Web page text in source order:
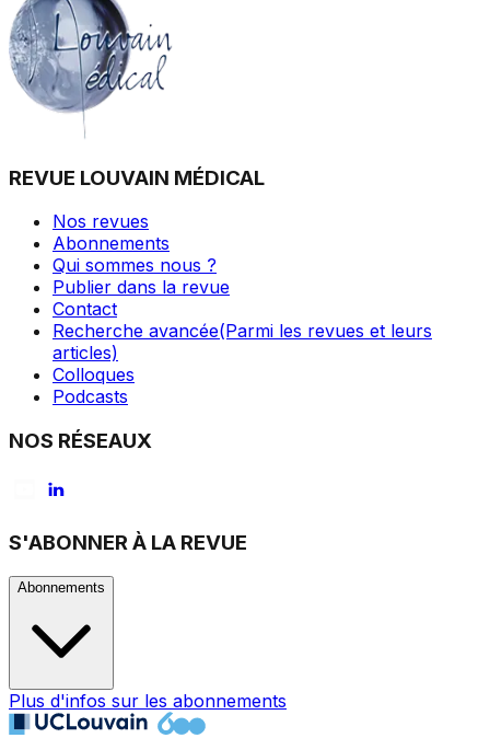
REVUE LOUVAIN MÉDICAL
Nos revues
Abonnements
Qui sommes nous ?
Publier dans la revue
Contact
Recherche avancée(Parmi les revues et leurs
articles)
Colloques
Podcasts
NOS RÉSEAUX
S'ABONNER À LA REVUE
Abonnements
Plus d'infos sur les abonnements